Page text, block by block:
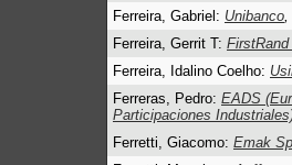
Ferreira, Gabriel: Unibanco,
Ferreira, Gerrit T: FirstRand
Ferreira, Idalino Coelho:
Ferreras, Pedro: EADS
Participaciones
Ferretti, Giacomo: Emak